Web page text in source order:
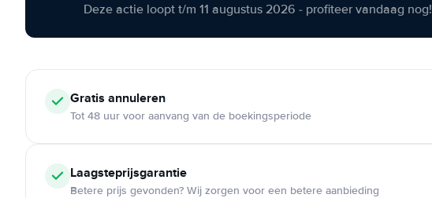
Deze actie loopt t/m 11 augustus 2026 - profiteer vandaag nog!
Gratis annuleren
Tot 48 uur voor aanvang van de boekingsperiode
Laagsteprijsgarantie
Betere prijs gevonden? Wij zorgen voor een betere aanbieding